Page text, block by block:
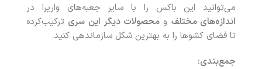
می‌توانید این باکس را با سایر جعبه‌های واریرا در
اندازه‌های مختلف و محصولات دیگر این سری ترکیب‌کرده
تا فضای کشوها را به بهترین شکل سازماندهی کنید.
جمع‌بندی: